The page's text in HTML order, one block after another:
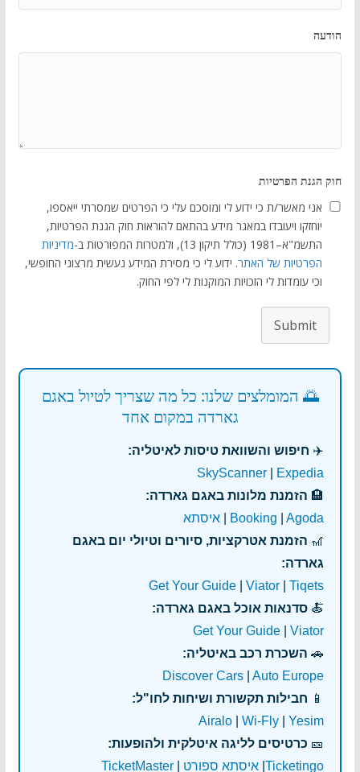
הודעה
חוק הגנת הפרטיות
אני מאשר/ת כי ידוע לי ומוסכם עלי כי הפרטים שמסרתי ייאספו,
יוחזקו ויעובדו במאגר מידע בהתאם להוראות חוק הגנת הפרטיות,
התשמ"א–1981 (כולל תיקון 13), ולמטרות המפורטות ב-
מדיניות
הפרטיות של האתר. ידוע לי כי מסירת המידע נעשית מרצוני החופשי,
וכי עומדות לי הזכויות המוקנות לי לפי החוק.
Submit
🌅 המומלצים שלנו: כל מה שצריך לטיול באגם
גארדה במקום אחד
✈️ חיפוש והשוואת טיסות לאיטליה:
SkyScanner
Expedia
🏨 הזמנת מלונות באגם גארדה:
Booking |Agoda
איסתא
🎢 הזמנת אטרקציות, סיורים וטיולי יום באגם
גארדה:
Get Your Guide |Viator |Tiqets
🍝 סדנאות אוכל באגם גארדה:
Get Your Guide |Viator
🚗 השכרת רכב באיטליה:
Discover Cars |Auto Europe
📱 חבילות תקשורת ושיחות לחו"ל:
Airalo |Wi-Fly |Yesim
🎫 כרטיסים לליגה איטלקית ולהופעות:
Ticketingo
| איסתא ספורט TicketMaster